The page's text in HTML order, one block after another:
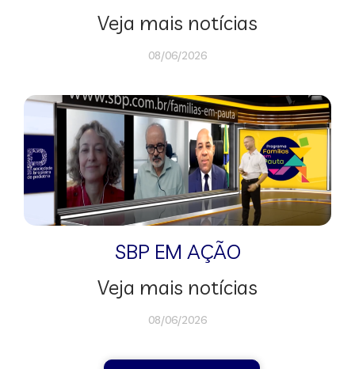
Veja mais notícias
08/06/2026
SBP EM AÇÃO
Veja mais notícias
08/06/2026